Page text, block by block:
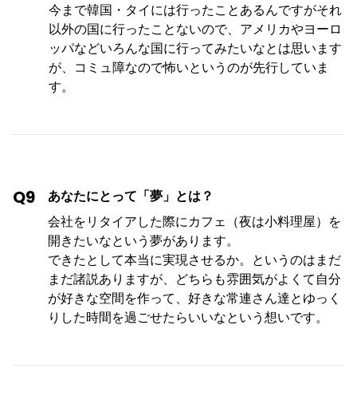
今まで韓国・タイには行ったことあるんですがそれ
以外の国に行ったことないので、アメリカやヨーロ
ッパなどいろんな国に行ってみたいなとは思います
が、コミュ障なので怖いというのが先行していま
す。
Q9
あなたにとって「夢」とは？
会社をリタイアした際にカフェ（夜は小料理屋）を
開きたいなという夢があります。
できたとして本当に実現させるか。というのはまだ
まだ諸説ありますが、どちらも雰囲気がよくて自分
が好きな空間を作って、好きな常連さん達とゆっく
りした時間を過ごせたらいいなという想いです。